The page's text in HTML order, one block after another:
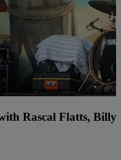
Rascal Flatts,